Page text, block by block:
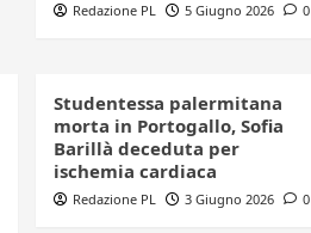
Redazione PL 5 Giugno 2026 0
Studentessa palermitana
morta in Portogallo, Sofia
Barillà deceduta per
ischemia cardiaca
Redazione PL 3 Giugno 2026 0